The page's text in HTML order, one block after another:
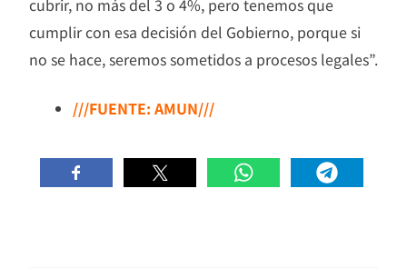
cumplir con esa decisión del Gobierno, porque si
no se hace, seremos sometidos a procesos legales”.
///FUENTE: AMUN///